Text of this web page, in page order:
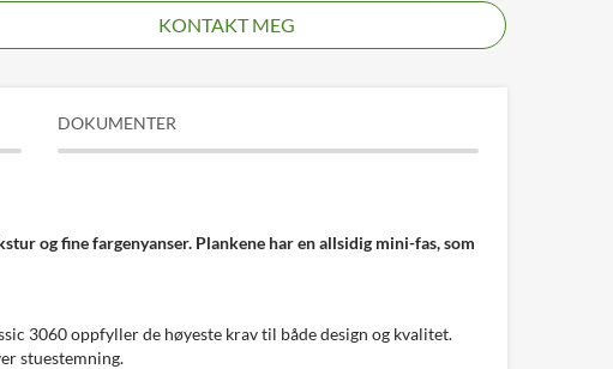
KONTAKT MEG
DOKUMENTER
og fine fargenyanser. Plankene har en allsidig mini-fas, som
3060 oppfyller de høyeste krav til både design og kvalitet.
stuestemning.